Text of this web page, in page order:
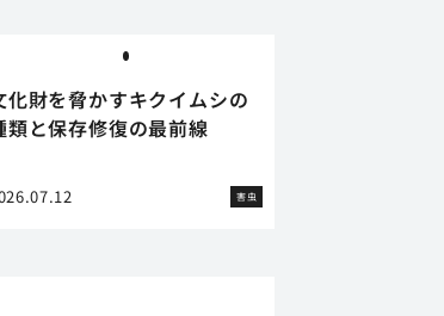
化財を脅かすキクイムシの
類と保存修復の最前線
害虫